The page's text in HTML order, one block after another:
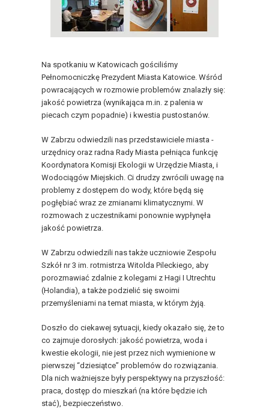
Na spotkaniu w Katowicach gościliśmy
Pełnomocniczkę Prezydent Miasta Katowice. Wśród
powracających w rozmowie problemów znalazły się:
jakość powietrza (wynikająca m.in. z palenia w
piecach czym popadnie) i kwestia pustostanów.
W Zabrzu odwiedzili nas przedstawiciele miasta -
urzędnicy oraz radna Rady Miasta pełniąca funkcję
Koordynatora Komisji Ekologii w Urzędzie Miasta, i
Wodociągów Miejskich. Ci drudzy zwrócili uwagę na
problemy z dostępem do wody, które będą się
pogłębiać wraz ze zmianami klimatycznymi. W
rozmowach z uczestnikami ponownie wypłynęła
jakość powietrza.
W Zabrzu odwiedzili nas także uczniowie Zespołu
Szkół nr 3 im. rotmistrza Witolda Pileckiego, aby
porozmawiać zdalnie z kolegami z Hagi I Utrechtu
(Holandia), a także podzielić się swoimi
przemyśleniami na temat miasta, w którym żyją.
Doszło do ciekawej sytuacji, kiedy okazało się, że to
co zajmuje dorosłych: jakość powietrza, woda i
kwestie ekologii, nie jest przez nich wymienione w
pierwszej “dziesiątce” problemów do rozwiązania.
Dla nich ważniejsze były perspektywy na przyszłość:
praca, dostęp do mieszkań (na które będzie ich
stać), bezpieczeństwo.